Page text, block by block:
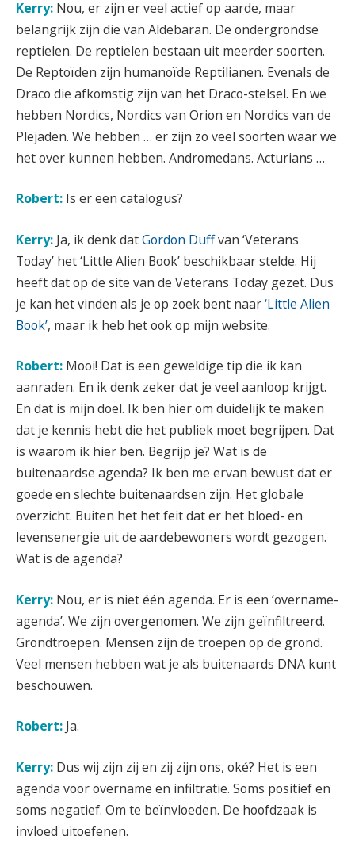
Kerry: Nou, er zijn er veel actief op aarde, maar
belangrijk zijn die van Aldebaran. De ondergrondse
reptielen. De reptielen bestaan uit meerder soorten.
De Reptoïden zijn humanoïde Reptilianen. Evenals de
Draco die afkomstig zijn van het Draco-stelsel. En we
hebben Nordics, Nordics van Orion en Nordics van de
Plejaden. We hebben … er zijn zo veel soorten waar we
het over kunnen hebben. Andromedans. Acturians …
Robert: Is er een catalogus?
Kerry: Ja, ik denk datGordon Duffvan ‘Veterans
Today’ het ‘Little Alien Book’ beschikbaar stelde. Hij
heeft dat op de site van de Veterans Today gezet. Dus
je kan het vinden als je op zoek bent naar‘Little Alien
Book’, maar ik heb het ook op mijn website.
Robert: Mooi! Dat is een geweldige tip die ik kan
aanraden. En ik denk zeker dat je veel aanloop krijgt.
En dat is mijn doel. Ik ben hier om duidelijk te maken
dat je kennis hebt die het publiek moet begrijpen. Dat
is waarom ik hier ben. Begrijp je? Wat is de
buitenaardse agenda? Ik ben me ervan bewust dat er
goede en slechte buitenaardsen zijn. Het globale
overzicht. Buiten het het feit dat er het bloed- en
levensenergie uit de aardebewoners wordt gezogen.
Wat is de agenda?
Kerry: Nou, er is niet één agenda. Er is een ‘overname-
agenda’. We zijn overgenomen. We zijn geïnfiltreerd.
Grondtroepen. Mensen zijn de troepen op de grond.
Veel mensen hebben wat je als buitenaards DNA kunt
beschouwen.
Robert: Ja.
Kerry: Dus wij zijn zij en zij zijn ons, oké? Het is een
agenda voor overname en infiltratie. Soms positief en
soms negatief. Om te beïnvloeden. De hoofdzaak is
invloed uitoefenen.